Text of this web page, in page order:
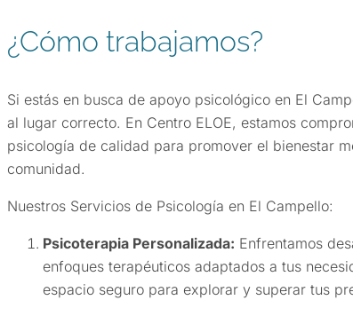
¿Cómo trabajamos?
Si estás en busca de apoyo psicológico en El
al lugar correcto. En Centro ELOE, estamos
psicología de calidad para promover el bienestar
comunidad.
Nuestros Servicios de Psicología en El Campello:
Psicoterapia Personalizada: Enfrentamos
enfoques terapéuticos adaptados a tus
espacio seguro para explorar y superar tus